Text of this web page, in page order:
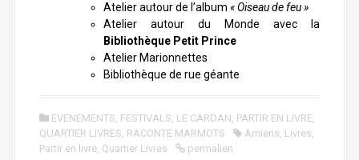
Atelier autour de l’album « Oiseau de feu »
Atelier autour du Monde avec la
Bibliothèque Petit Prince
Atelier Marionnettes
Bibliothèque de rue géante
EVENEMENTS FESTIVALS LE CARDAN PARTIR EN LIVRE
QUARTIER LIVRES RACONTE MARMOTS Amiens Livres
Partir en livre Quartier Livres permalien